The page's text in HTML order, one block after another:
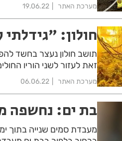
מערכת האתר 19.06.22
חולון: "גידלתי
תושב חולון נעצר בחשד
זאת לעזור לשני הוריו
מערכת האתר 06.06.22
בת ים: נחשפה
מעבדת סמים שנייה בתוך